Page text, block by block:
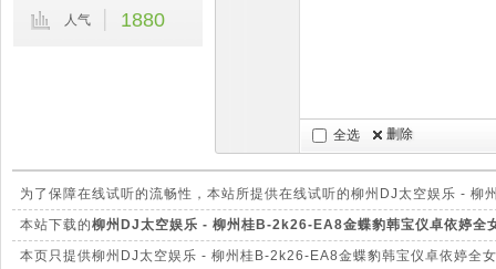
全选 删除
人气 1880
为了保障在线试听的流畅性，本站所提供在线试听的柳州DJ太空娱乐 -
其音质和本站提供下载的mp3文件有很大的差别。
本站下载的柳州DJ太空娱乐 - 柳州桂B-2k26-EA8金蝶豹韩宝仪卓依婷
320Kbps，音质方面绝对保证清脆高清晰。
本页只提供柳州DJ太空娱乐 - 柳州桂B-2k26-EA8金蝶豹韩宝仪卓依婷全